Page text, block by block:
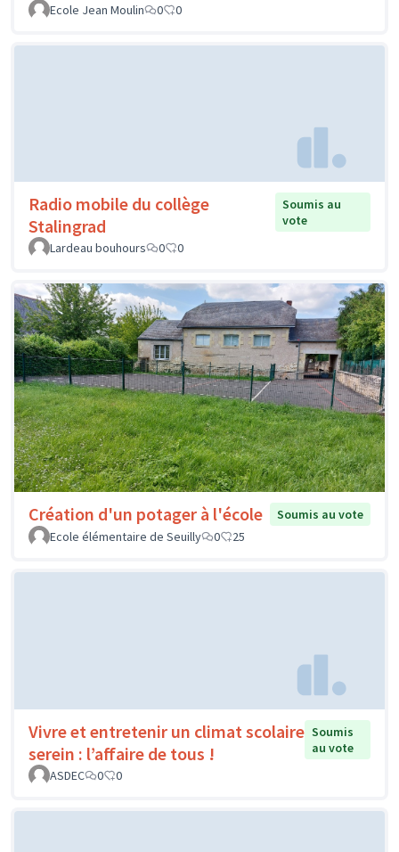
Ecole Jean Moulin 0 0
Radio mobile du collège
Stalingrad
Soumis au
vote
Lardeau bouhours
0 0
Création d'un potager à l'école
Soumis au vote
Ecole élémentaire de Seuilly
0 25
Vivre et entretenir un climat scolaire
serein : l’affaire de tous !
Soumis
au vote
ASDEC
0 0